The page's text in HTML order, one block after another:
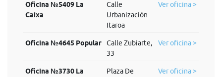
Oficina №5409 La
Caixa
Calle
Urbanización
Itaroa
Ver oficina >
Oficina №4645 Popular
Calle Zubiarte,
33
Ver oficina >
Oficina №3730 La
Plaza De
Ver oficina >